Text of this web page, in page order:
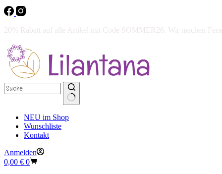
20% Rabatt auf alle Artikel mit Code SOMMER26. Wir machen
NEU im Shop
Wunschliste
Kontakt
Anmelden
Warenkorb
0,00 € 0